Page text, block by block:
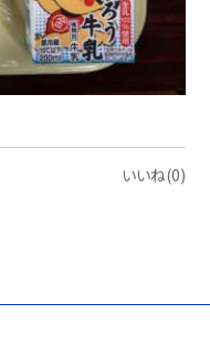
いいね(0)